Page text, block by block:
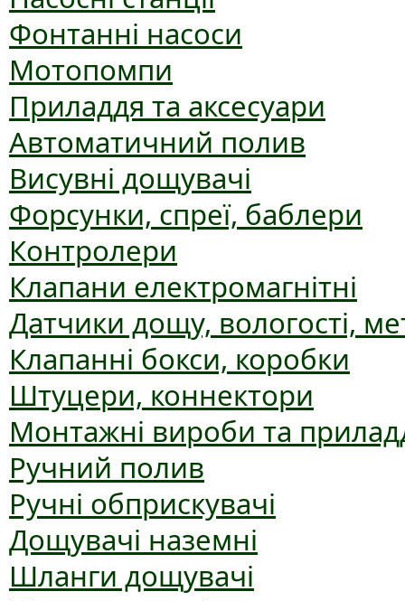
Фонтанні насоси
Мотопомпи
Приладдя та аксесуари
Автоматичний полив
Висувні дощувачі
Форсунки, спреї, баблери
Контролери
Клапани електромагнітні
Датчики дощу, вологості,
Клапанні бокси, коробки
Штуцери, коннектори
Монтажні вироби та
Ручний полив
Ручні обприскувачі
Дощувачі наземні
Шланги дощувачі